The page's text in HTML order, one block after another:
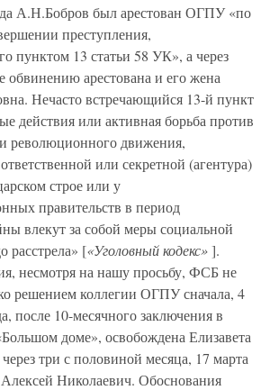
А.Н.Бобров был арестован ОГПУ «по
преступления,
пунктом 13 статьи 58 УК», а через
обвинению арестована и его жена
Нечасто встречающийся 13-й пункт
действия или активная борьба против
и революционного движения,
или секретной (агентура)
строе или у
правительств в период
влекут за собой меры социальной
расстрела» [«Уголовный кодекс»].
несмотря на нашу просьбу, ФСБ не
решением коллегии ОГПУ сначала, 4
после 10-месячного заключения в
доме», освобождена Елизавета
три с половиной месяца, 17 марта
Николаевич. Обоснования